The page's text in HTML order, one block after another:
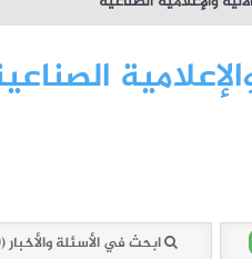
ابحث في الأسئلة والأخبار (0 وثائق)